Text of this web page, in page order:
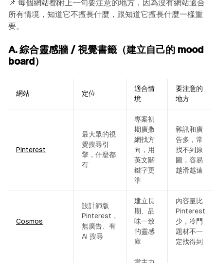
📌 每個網站都附上一句要注意的地方，因為沒有網站適合
所有情境，知道它不擅長什麼，跟知道它擅長什麼一樣重
要。
A. 綜合靈感牆 / 視覺書籤（建立自己的 mood
board）
網站 定位
適合情
境
要注意的
地方
Pinterest
最大眾的視
覺搜尋引
擎，什麼都
有
專案初
期廣撒
網找方
向，用
英文關
鍵字更
準
雜訊和廣
告多，常
找不到原
圖，容易
越滑越遠
Cosmos
設計師版
Pinterest，
無廣告、有
AI 搜尋
建立長
期、品
味一致
的靈感
庫
內容量比
Pinterest
少，冷門
題材不一
定找得到